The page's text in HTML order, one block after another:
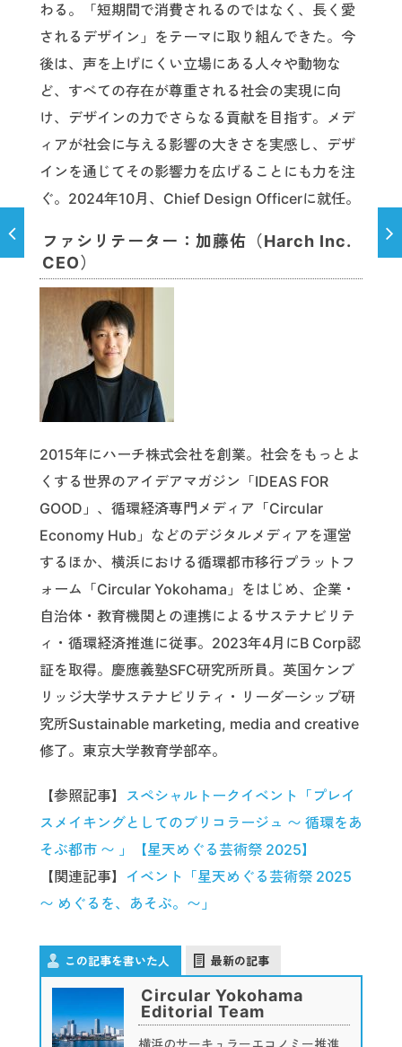
わる。「短期間で消費されるのではなく、長く愛
されるデザイン」をテーマに取り組んできた。今
後は、声を上げにくい立場にある人々や動物な
ど、すべての存在が尊重される社会の実現に向
け、デザインの力でさらなる貢献を目指す。メデ
ィアが社会に与える影響の大きさを実感し、デザ
インを通じてその影響力を広げることにも力を注
ぐ。2024年10月、Chief Design Officerに就任。
ファシリテーター：加藤佑（Harch Inc.
CEO）
2015年にハーチ株式会社を創業。社会をもっとよ
くする世界のアイデアマガジン「IDEAS FOR
GOOD」、循環経済専門メディア「Circular
Economy Hub」などのデジタルメディアを運営
するほか、横浜における循環都市移行プラットフ
ォーム「Circular Yokohama」をはじめ、企業・
自治体・教育機関との連携によるサステナビリテ
ィ・循環経済推進に従事。2023年4月にB Corp認
証を取得。慶應義塾SFC研究所所員。英国ケンブ
リッジ大学サステナビリティ・リーダーシップ研
究所Sustainable marketing, media and creative
修了。東京大学教育学部卒。
【参照記事】 スペシャルトークイベント「プレイ
スメイキングとしてのブリコラージュ 〜 循環をあ
そぶ都市 〜 」【星天めぐる芸術祭 2025】
【関連記事】 イベント「星天めぐる芸術祭 2025
〜 めぐるを、あそぶ。〜」
この記事を書いた人 最新の記事
Circular Yokohama
Editorial Team